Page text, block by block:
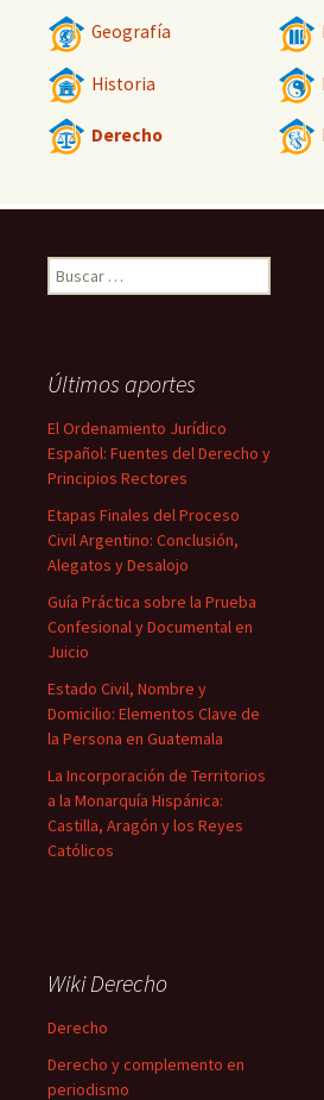
Geografía
Historia
Derecho
Buscar:
Últimos aportes
El Ordenamiento Jurídico
Español: Fuentes del Derecho y
Principios Rectores
Etapas Finales del Proceso
Civil Argentino: Conclusión,
Alegatos y Desalojo
Guía Práctica sobre la Prueba
Confesional y Documental en
Juicio
Estado Civil, Nombre y
Domicilio: Elementos Clave de
la Persona en Guatemala
La Incorporación de Territorios
a la Monarquía Hispánica:
Castilla, Aragón y los Reyes
Católicos
Wiki Derecho
Derecho
Derecho y complemento en
periodismo